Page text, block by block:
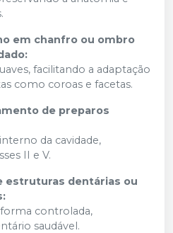
em chanfro ou ombro
facilitando a adaptação
como coroas e facetas.
de preparos
da cavidade,
II e V.
estruturas dentárias ou
controlada,
saudável.